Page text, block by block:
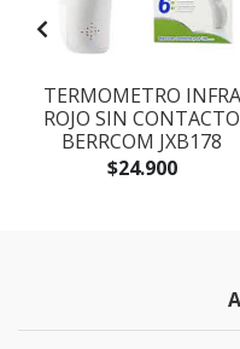
TERMOMETRO INFRA
ROJO SIN CONTACTO
BERRCOM JXB178
$24.900